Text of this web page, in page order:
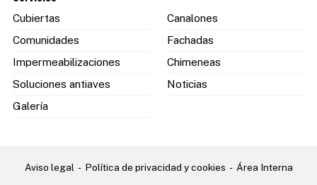
Cubiertas
Canalones
Comunidades
Fachadas
Impermeabilizaciones
Chimeneas
Soluciones antiaves
Noticias
Galería
Aviso legal - Política de privacidad y cookies - Área Interna